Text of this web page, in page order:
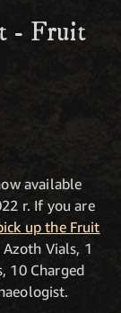
- Fruit
available
r. If you are
up the Fruit
Vials, 1
10 Charged